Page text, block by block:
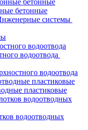
бетонные
системы
водоотвода
водоотвода
пластиковые
водоотводных